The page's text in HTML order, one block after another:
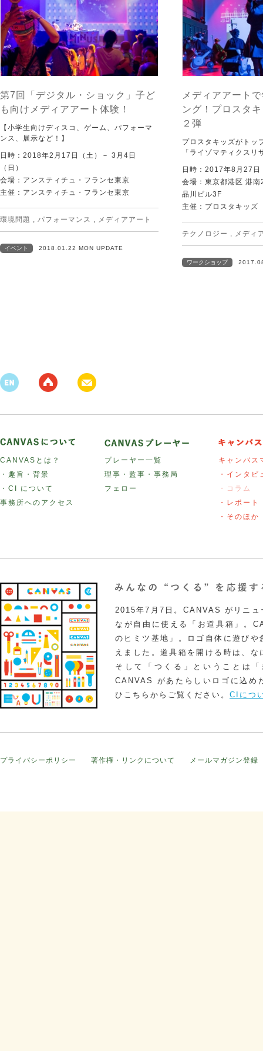
第7回「デジタル・ショック」子ど
も向けメディアアート体験！
【小学生向けディスコ、ゲーム、パフォーマ
ンス、展示など！】
日時：2018年2月17日（土）－ 3月4日
（日）
会場：アンスティチュ・フランセ東京
主催：アンスティチュ・フランセ東京
環境問題 , パフォーマンス , メディアアート
イベント 2018.01.22 MON UPDATE
メディアアート
ング！プロスタ
２弾
プロスタキッズがトッ
「ライゾマティクスリ
日時：2017年8月27日
会場：東京都港区 港
品川ビル3F
主催：プロスタキッズ
テクノロジー , メディ
ワークショップ
CANVASとは？
・趣旨・背景
・CI について
事務所へのアクセス
プレーヤー一覧
理事・監事・事務局
フェロー
キャンバス
・インタビ
・コラム
・レポート
・そのほか
2015年7月7日。CANVAS がリニュ
なが自由に使える「お道具箱」。
のヒミツ基地」。ロゴ自体に遊び
えました。道具箱を開ける時は、
そして「つくる」ということは
CANVAS があたらしいロゴに込め
ひこちらからご覧ください。 CIにつ
プライバシーポリシー 著作権・リンクについて メールマガジン登録